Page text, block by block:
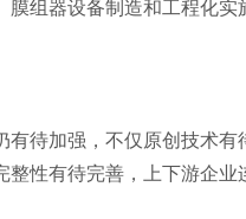
组器设备制造和工程化实
待加强，不仅原创技术有
性有待完善，上下游企业